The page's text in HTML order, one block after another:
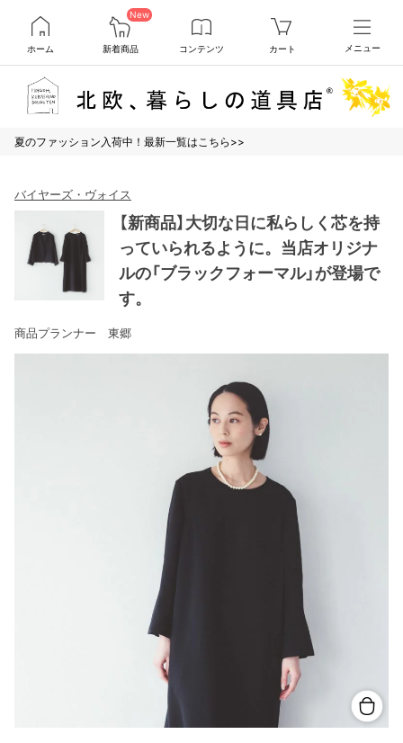
ホーム
New
新着商品 コンテンツ カート メニュー
夏のファッション入荷中！最新一覧はこちら>>
バイヤーズ・ヴォイス
【新商品】大切な日に私らしく芯を持
っていられるように。当店オリジナ
ルの「ブラックフォーマル」が登場で
す。
商品プランナー 東郷